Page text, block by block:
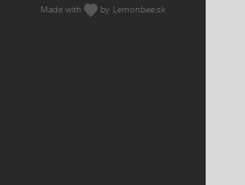
Made with by Lemonbee.sk